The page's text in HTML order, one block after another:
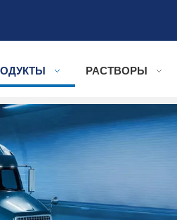
РАСТВОРЫ